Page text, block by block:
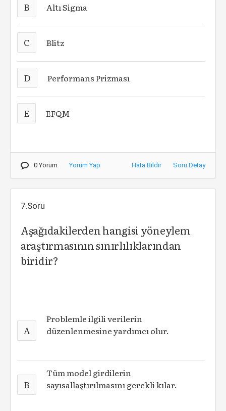
B Altı Sigma
C Blitz
D Performans Prizması
E EFQM
0 Yorum Yorum Yap Hata Bildir Soru Detay
7.Soru
Aşağıdakilerden hangisi yöneylem
araştırmasının sınırlılıklarından
biridir?
A
Problemle ilgili verilerin
düzenlenmesine yardımcı olur.
B
Tüm model girdilerin
sayısallaştırılmasını gerekli kılar.